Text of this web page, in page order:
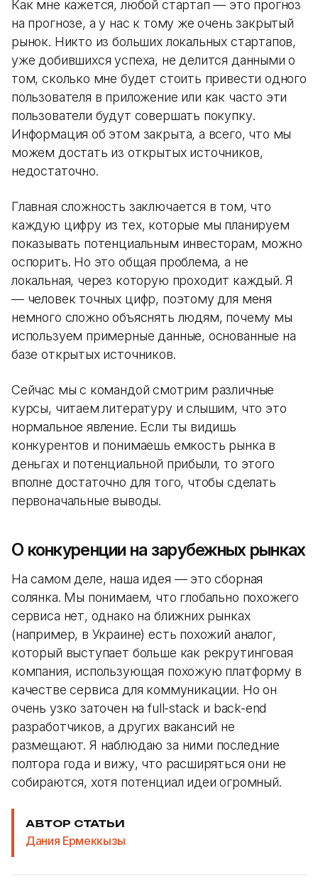
Как мне кажется, любой стартап — это прогноз
на прогнозе, а у нас к тому же очень закрытый
рынок. Никто из больших локальных стартапов,
уже добившихся успеха, не делится данными о
том, сколько мне будет стоить привести одного
пользователя в приложение или как часто эти
пользователи будут совершать покупку.
Информация об этом закрыта, а всего, что мы
можем достать из открытых источников,
недостаточно.
Главная сложность заключается в том, что
каждую цифру из тех, которые мы планируем
показывать потенциальным инвесторам, можно
оспорить. Но это общая проблема, а не
локальная, через которую проходит каждый. Я
— человек точных цифр, поэтому для меня
немного сложно объяснять людям, почему мы
используем примерные данные, основанные на
базе открытых источников.
Сейчас мы с командой смотрим различные
курсы, читаем литературу и слышим, что это
нормальное явление. Если ты видишь
конкурентов и понимаешь емкость рынка в
деньгах и потенциальной прибыли, то этого
вполне достаточно для того, чтобы сделать
первоначальные выводы.
О конкуренции на зарубежных рынках
На самом деле, наша идея — это сборная
солянка. Мы понимаем, что глобально похожего
сервиса нет, однако на ближних рынках
(например, в Украине) есть похожий аналог,
который выступает больше как рекрутинговая
компания, использующая похожую платформу в
качестве сервиса для коммуникации. Но он
очень узко заточен на full-stack и back-end
разработчиков, а других вакансий не
размещают. Я наблюдаю за ними последние
полтора года и вижу, что расширяться они не
собираются, хотя потенциал идеи огромный.
АВТОР СТАТЬИ
Дания Ермеккызы